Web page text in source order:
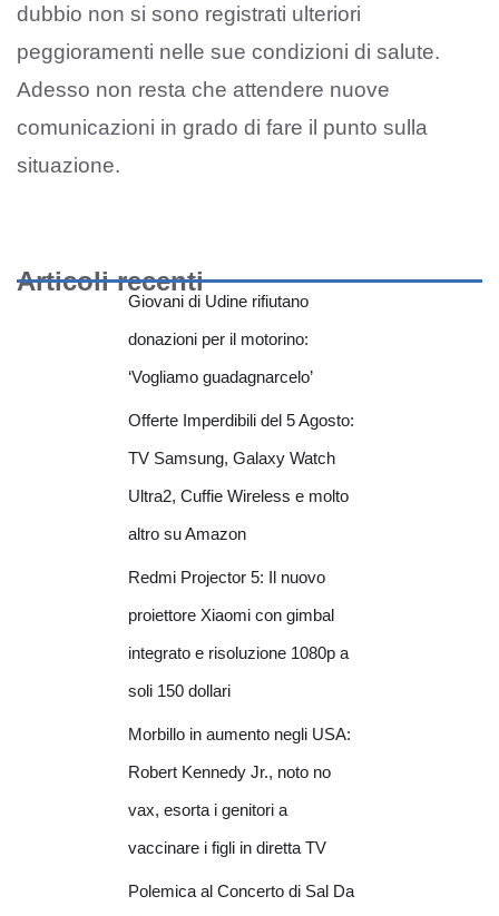
dubbio non si sono registrati ulteriori
peggioramenti nelle sue condizioni di salute.
Adesso non resta che attendere nuove
comunicazioni in grado di fare il punto sulla
situazione.
Articoli recenti
Giovani di Udine rifiutano
donazioni per il motorino:
‘Vogliamo guadagnarcelo’
Offerte Imperdibili del 5 Agosto:
TV Samsung, Galaxy Watch
Ultra2, Cuffie Wireless e molto
altro su Amazon
Redmi Projector 5: Il nuovo
proiettore Xiaomi con gimbal
integrato e risoluzione 1080p a
soli 150 dollari
Morbillo in aumento negli USA:
Robert Kennedy Jr., noto no
vax, esorta i genitori a
vaccinare i figli in diretta TV
Polemica al Concerto di Sal Da